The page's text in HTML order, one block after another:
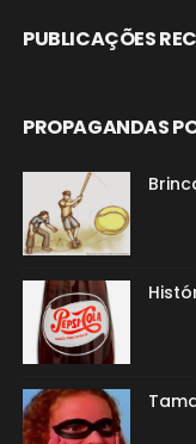
PUBLICAÇÕES
PROPAGANDAS